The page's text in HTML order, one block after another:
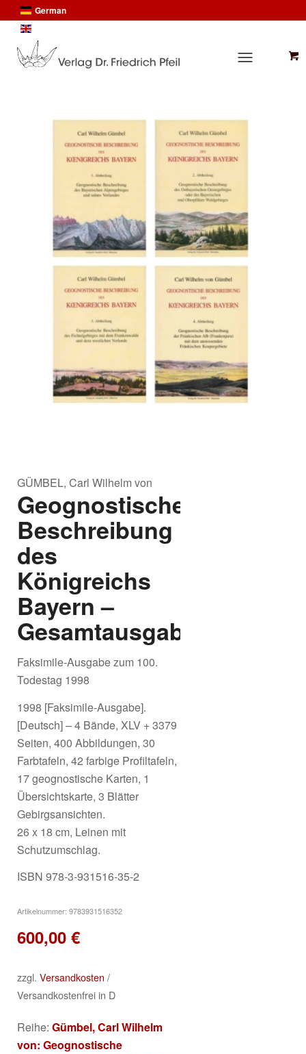
German
GÜMBEL, Carl Wilhelm von
Geognostische
Beschreibung
des
Königreichs
Bayern –
Gesamtausgabe
Faksimile-Ausgabe zum 100.
Todestag 1998
1998 [Faksimile-Ausgabe].
[Deutsch] – 4 Bände, XLV + 3379
Seiten, 400 Abbildungen, 30
Farbtafeln, 42 farbige Profiltafeln,
17 geognostische Karten, 1
Übersichtskarte, 3 Blätter
Gebirgsansichten.
26 x 18 cm, Leinen mit
Schutzumschlag.
ISBN 978-3-931516-35-2
Artikelnummer: 9783931516352
600,00 €
zzgl. Versandkosten /
Versandkostenfrei in D
Reihe: Gümbel, Carl Wilhelm
von: Geognostische